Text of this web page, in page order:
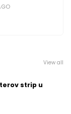
View all
strip u